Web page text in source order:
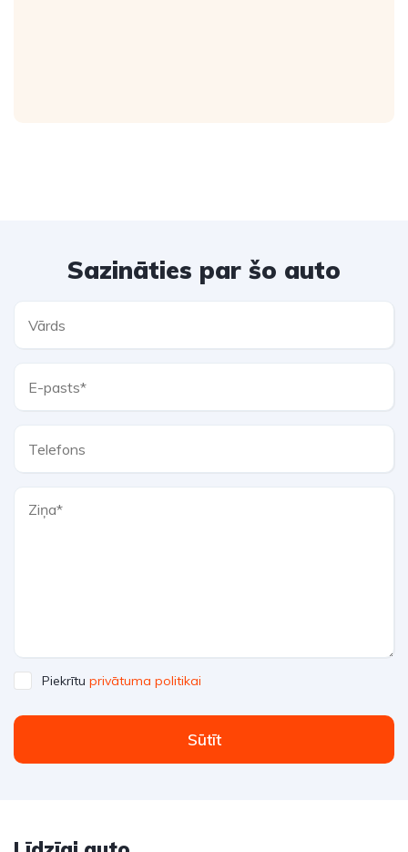
Sazināties par šo auto
Piekrītu privātuma politikai
Sūtīt